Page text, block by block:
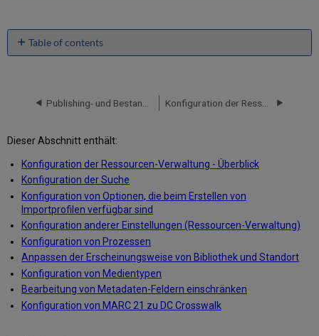
Table of contents
No
Dieser Abschnitt enthält:
Konfiguration der Ressourcen-Verwaltung - Überblick
Konfiguration der Suche
Konfiguration von Optionen, die beim Erstellen von
Importprofilen verfügbar sind
Konfiguration anderer Einstellungen (Ressourcen-Verwaltung)
Konfiguration von Prozessen
Anpassen der Erscheinungsweise von Bibliothek und Standort
Konfiguration von Medientypen
Bearbeitung von Metadaten-Feldern einschränken
Konfiguration von MARC 21 zu DC Crosswalk